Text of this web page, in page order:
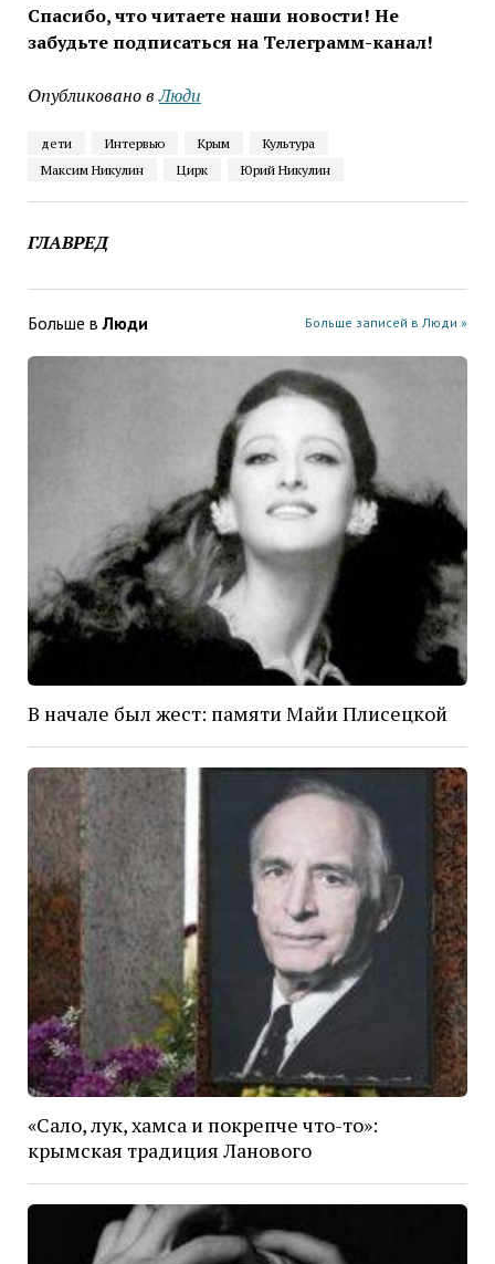
Спасибо, что читаете наши новости! Не
забудьте подписаться на Телеграмм-канал!
Опубликовано в Люди
дети Интервью Крым
Культура
Максим Никулин
Цирк Юрий Никулин
ГЛАВРЕД
Больше вЛюди Больше записей в Люди »
В начале был жест: памяти Майи Плисецкой
«Сало, лук, хамса и покрепче что-то»:
крымская традиция Ланового